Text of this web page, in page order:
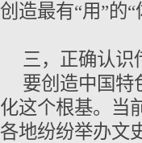
创造最有“用”的“
三 ， 正确认识
要创造中国特
化这个根基。当
各地纷纷举办文